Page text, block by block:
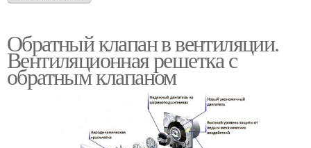
Обратный клапан в вентиляции.
Вентиляционная решетка с
обратным клапаном